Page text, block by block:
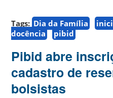
Tags: Dia da Família
docência
pibid
Pibid abre
cadastro de
bolsistas